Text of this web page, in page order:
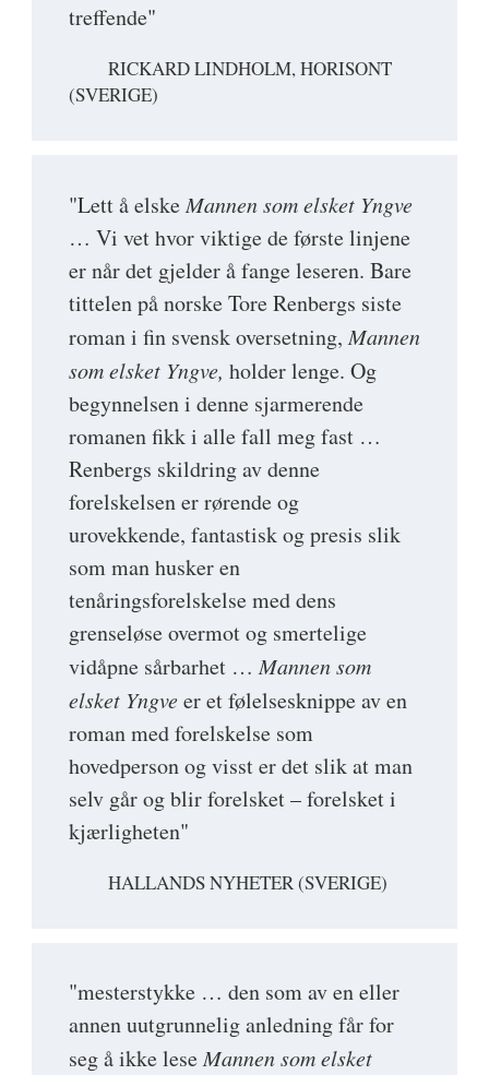
treffende"
RICKARD LINDHOLM, HORISONT
(SVERIGE)
"Lett å elskeMannen som elsket Yngve
… Vi vet hvor viktige de første linjene
er når det gjelder å fange leseren. Bare
tittelen på norske Tore Renbergs siste
roman i fin svensk oversetning,Mannen
som elsket Yngve, holder lenge. Og
begynnelsen i denne sjarmerende
romanen fikk i alle fall meg fast …
Renbergs skildring av denne
forelskelsen er rørende og
urovekkende, fantastisk og presis slik
som man husker en
tenåringsforelskelse med dens
grenseløse overmot og smertelige
vidåpne sårbarhet …Mannen som
elsket Yngveer et følelsesknippe av en
roman med forelskelse som
hovedperson og visst er det slik at man
selv går og blir forelsket – forelsket i
kjærligheten"
HALLANDS NYHETER (SVERIGE)
"mesterstykke … den som av en eller
annen uutgrunnelig anledning får for
seg å ikke leseMannen som elsket